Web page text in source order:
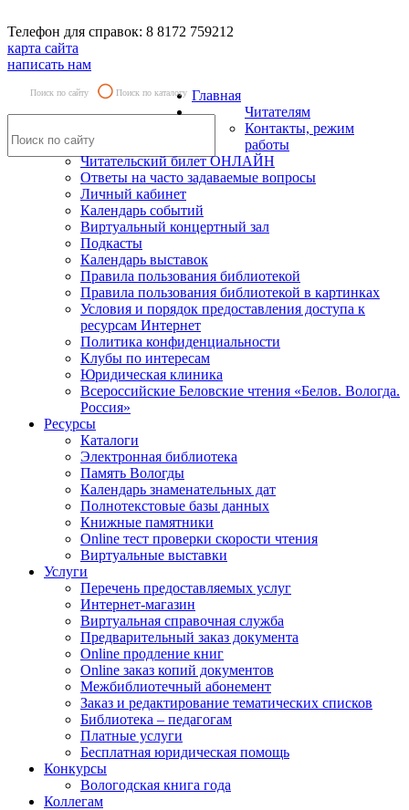
Телефон для справок: 8 8172 759212
карта сайта
написать нам
Поиск по сайту Поиск по каталогу Главная
Читателям
Контакты, режим
работы
Читательский билет ОНЛАЙН
Ответы на часто задаваемые вопросы
Личный кабинет
Календарь событий
Виртуальный концертный зал
Подкасты
Календарь выставок
Правила пользования библиотекой
Правила пользования библиотекой в картинках
Условия и порядок предоставления доступа к
ресурсам Интернет
Политика конфиденциальности
Клубы по интересам
Юридическая клиника
Всероссийские Беловские чтения «Белов. Вологда.
Россия»
Ресурсы
Каталоги
Электронная библиотека
Память Вологды
Календарь знаменательных дат
Полнотекстовые базы данных
Книжные памятники
Online тест проверки скорости чтения
Виртуальные выставки
Услуги
Перечень предоставляемых услуг
Интернет-магазин
Виртуальная справочная служба
Предварительный заказ документа
Online продление книг
Online заказ копий документов
Межбиблиотечный абонемент
Заказ и редактирование тематических списков
Библиотека – педагогам
Платные услуги
Бесплатная юридическая помощь
Конкурсы
Вологодская книга года
Коллегам